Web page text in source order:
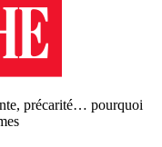
précarité… pourquoi